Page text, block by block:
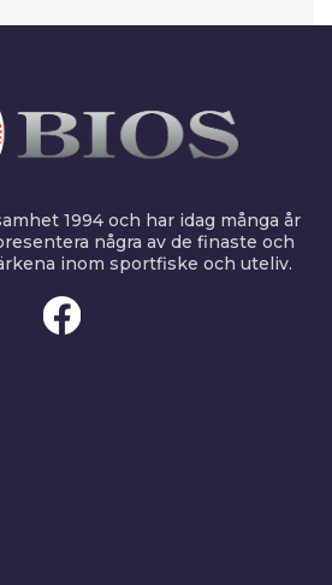
1994 och har idag många år
några av de finaste och
inom sportfiske och uteliv.